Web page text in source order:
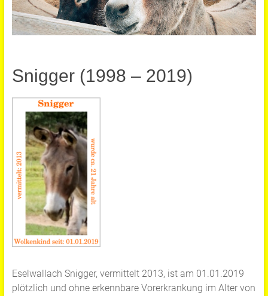
Snigger (1998 – 2019)
Eselwallach Snigger, vermittelt 2013, ist am 01.01.2019
plötzlich und ohne erkennbare Vorerkrankung im Alter von